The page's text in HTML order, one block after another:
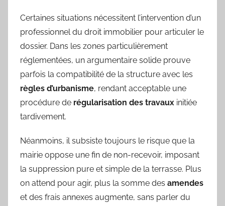
Certaines situations nécessitent l’intervention d’un
professionnel du droit immobilier pour articuler le
dossier. Dans les zones particulièrement
réglementées, un argumentaire solide prouve
parfois la compatibilité de la structure avec les
règles d’urbanisme, rendant acceptable une
procédure de régularisation des travaux initiée
tardivement.
Néanmoins, il subsiste toujours le risque que la
mairie oppose une fin de non-recevoir, imposant
la suppression pure et simple de la terrasse. Plus
on attend pour agir, plus la somme des amendes
et des frais annexes augmente, sans parler du